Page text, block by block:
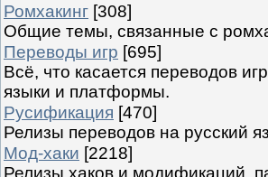
Ромхакинг [308]
Общие темы, связанные с
Переводы игр [695]
Всё, что касается переводов
языки и платформы.
Русификация [470]
Релизы переводов на русский
Мод-хаки [2218]
Релизы хаков и модификаций,